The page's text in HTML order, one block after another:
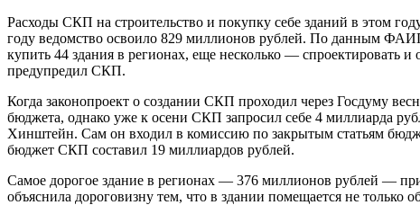
Расходы СКП на строительство и покупку себе зданий в этом
году ведомство освоило 829 миллионов рублей. По данным
купить 44 здания в регионах, еще несколько — спроектировать
предупредил СКП.
Когда законопроект о создании СКП проходил через Госдуму
бюджета, однако уже к осени СКП запросил себе 4 миллиарда
Хинштейн. Сам он входил в комиссию по закрытым статьям
бюджет СКП составил 19 миллиардов рублей.
Самое дорогое здание в регионах — 376 миллионов рублей —
объяснила дороговизну тем, что в здании помещается не только